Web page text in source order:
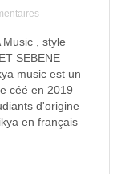
Music , style
SEBENE
music est un
céé en 2019
d'origine
en français